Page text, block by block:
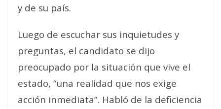
y de su país.
Luego de escuchar sus inquietudes y
preguntas, el candidato se dijo
preocupado por la situación que vive el
estado, “una realidad que nos exige
acción inmediata”. Habló de la deficiencia